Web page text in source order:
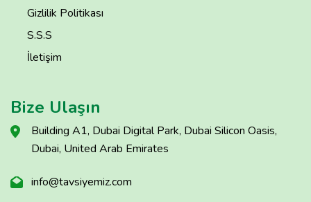
Gizlilik Politikası
S.S.S
İletişim
Bize Ulaşın
Building A1, Dubai Digital Park, Dubai Silicon Oasis,
Dubai, United Arab Emirates
info@tavsiyemiz.com